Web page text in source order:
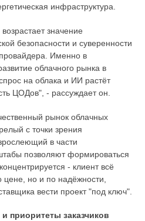
инфраструктура.
значение
безопасности и суверенности
Именно в
облачного рынка в
на облака и ИИ растёт
ЦОДов", - рассуждает он.
рынок облачных
с точки зрения
в части
позволяют формироваться
- клиент всё
но и по надёжности,
вести проект "под ключ".
приоритеты заказчиков